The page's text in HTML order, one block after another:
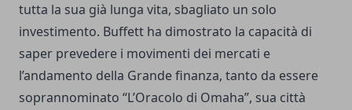
tutta la sua già lunga vita, sbagliato un solo
investimento. Buffett ha dimostrato la capacità di
saper prevedere i movimenti dei mercati e
l’andamento della Grande finanza, tanto da essere
soprannominato “L’Oracolo di Omaha”, sua città